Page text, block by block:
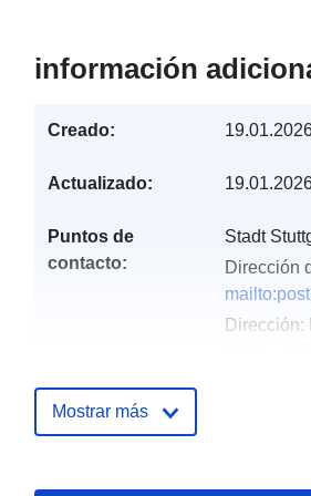
información
Creado:
Actualizado:
Puntos de
contacto:
Stadt
Dirección
Dirección:
Registro del
Mostrar más